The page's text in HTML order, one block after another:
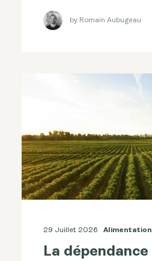
by Romain Aubugeau
29 Juillet 2026 Alimentation
La dépendance